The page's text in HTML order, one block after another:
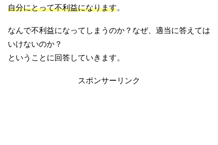
自分にとって不利益になります。
なんで不利益になってしまうのか？なぜ、適当に答えては
いけないのか？
ということに回答していきます。
スポンサーリンク